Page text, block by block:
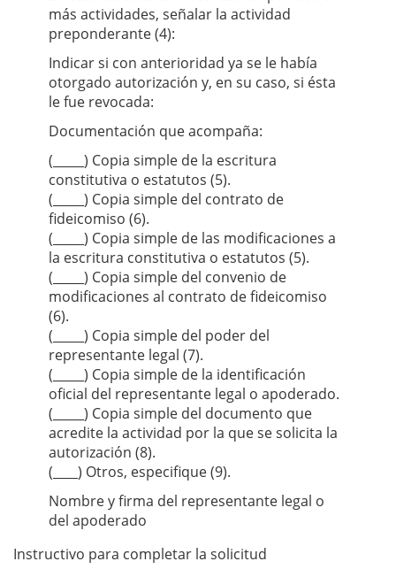
más actividades, señalar la actividad
preponderante (4):
Indicar si con anterioridad ya se le había
otorgado autorización y, en su caso, si ésta
le fue revocada:
Documentación que acompaña:
(_____) Copia simple de la escritura
constitutiva o estatutos (5).
(_____) Copia simple del contrato de
ﬁdeicomiso (6).
(_____) Copia simple de las modiﬁcaciones a
la escritura constitutiva o estatutos (5).
(_____) Copia simple del convenio de
modiﬁcaciones al contrato de ﬁdeicomiso
(6).
(_____) Copia simple del poder del
representante legal (7).
(_____) Copia simple de la identiﬁcación
oﬁcial del representante legal o apoderado.
(_____) Copia simple del documento que
acredite la actividad por la que se solicita la
autorización (8).
(____) Otros, especiﬁque (9).
Nombre y ﬁrma del representante legal o
del apoderado
Instructivo para completar la solicitud